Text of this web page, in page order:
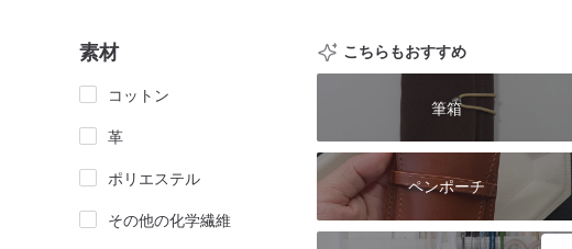
素材
コットン
革
ポリエステル
その他の化学繊維
こちらもおすすめ
筆箱
ペンポーチ